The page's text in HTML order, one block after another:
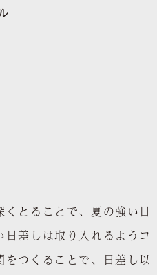
とることで、夏の強い日
差しは取り入れるようコ
つくることで、日差し以